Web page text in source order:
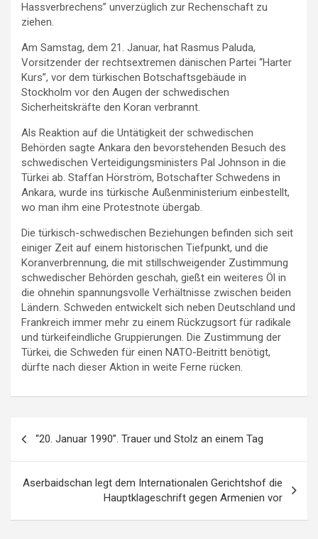
Hassverbrechens” unverzüglich zur Rechenschaft zu
ziehen.
Am Samstag, dem 21. Januar, hat Rasmus Paluda,
Vorsitzender der rechtsextremen dänischen Partei “Harter
Kurs”, vor dem türkischen Botschaftsgebäude in
Stockholm vor den Augen der schwedischen
Sicherheitskräfte den Koran verbrannt.
Als Reaktion auf die Untätigkeit der schwedischen
Behörden sagte Ankara den bevorstehenden Besuch des
schwedischen Verteidigungsministers Pal Johnson in die
Türkei ab. Staffan Hörström, Botschafter Schwedens in
Ankara, wurde ins türkische Außenministerium einbestellt,
wo man ihm eine Protestnote übergab.
Die türkisch-schwedischen Beziehungen befinden sich seit
einiger Zeit auf einem historischen Tiefpunkt, und die
Koranverbrennung, die mit stillschweigender Zustimmung
schwedischer Behörden geschah, gießt ein weiteres Öl in
die ohnehin spannungsvolle Verhältnisse zwischen beiden
Ländern. Schweden entwickelt sich neben Deutschland und
Frankreich immer mehr zu einem Rückzugsort für radikale
und türkeifeindliche Gruppierungen. Die Zustimmung der
Türkei, die Schweden für einen NATO-Beitritt benötigt,
dürfte nach dieser Aktion in weite Ferne rücken.
“20. Januar 1990”. Trauer und Stolz an einem Tag
Aserbaidschan legt dem Internationalen Gerichtshof die
Hauptklageschrift gegen Armenien vor